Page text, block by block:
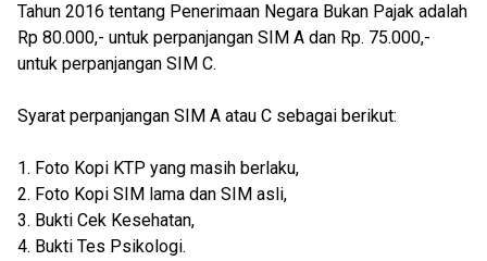
Tahun 2016 tentang Penerimaan Negara Bukan Pajak adalah
Rp 80.000,- untuk perpanjangan SIM A dan Rp. 75.000,-
untuk perpanjangan SIM C.
Syarat perpanjangan SIM A atau C sebagai berikut:
1. Foto Kopi KTP yang masih berlaku,
2. Foto Kopi SIM lama dan SIM asli,
3. Bukti Cek Kesehatan,
4. Bukti Tes Psikologi.